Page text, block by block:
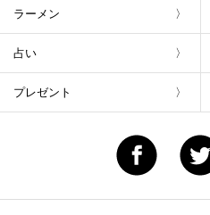
ラーメン
占い
プレゼント